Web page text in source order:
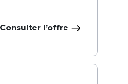
Consulter l’offre